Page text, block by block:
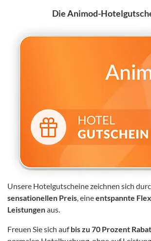
Die Animod-
Unsere Hotelgutscheinezeichnen sich
sensationellen Preis, eineentspannte
Leistungenaus.
Freuen Sie sich aufbis zu 70 Prozent